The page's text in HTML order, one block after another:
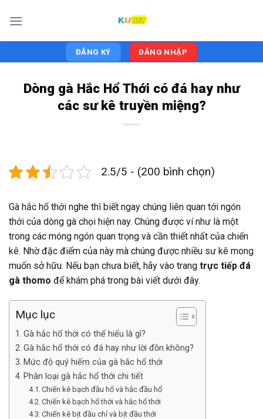
ĐĂNG KÝ ĐĂNG NHẬP
Dòng gà Hắc Hổ Thới có đá hay như
các sư kê truyền miệng?
2.5/5 - (200 bình chọn)
Gà hắc hổ thới nghe thì biết ngay chúng liên quan tới ngón
thới của dòng gà chọi hiện nay. Chúng được ví như là một
trong các móng ngón quan trọng và cần thiết nhất của chiến
kê. Nhờ đặc điểm của này mà chúng được nhiều sư kê mong
muốn sở hữu. Nếu bạn chưa biết, hãy vào trang trực tiếp đá
gà thomo để khám phá trong bài viết dưới đây.
Mục lục
Gà hắc hổ thới có thể hiểu là gì?
Gà hắc hổ thới có đá hay như lời đồn không?
Mức độ quý hiếm của gà hắc hổ thới
Phân loại gà hắc hổ thới chi tiết
Chiến kê bạch đầu hổ và hắc đầu hổ
Chiến kê bạch hổ thới và hắc hổ thới
Chiến kê bịt đầu chỉ và bịt đầu thới